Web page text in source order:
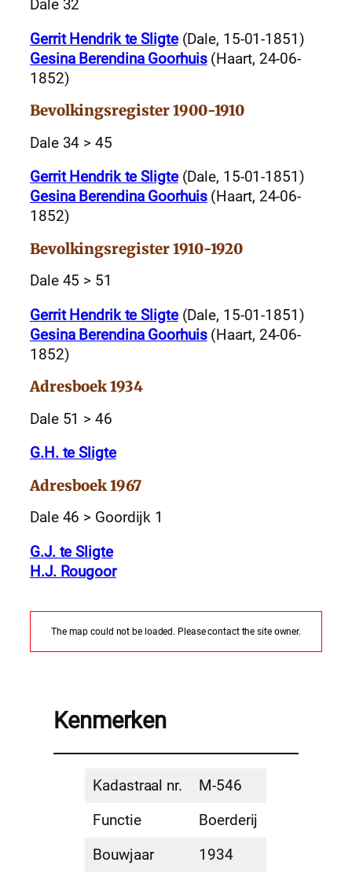
Dale 32
Gerrit Hendrik te Sligte(Dale, 15-01-1851)
Gesina Berendina Goorhuis(Haart, 24-06-
1852)
Bevolkingsregister 1900-1910
Dale 34 > 45
Gerrit Hendrik te Sligte(Dale, 15-01-1851)
Gesina Berendina Goorhuis(Haart, 24-06-
1852)
Bevolkingsregister 1910-1920
Dale 45 > 51
Gerrit Hendrik te Sligte(Dale, 15-01-1851)
Gesina Berendina Goorhuis(Haart, 24-06-
1852)
Adresboek 1934
Dale 51 > 46
G.H. te Sligte
Adresboek 1967
Dale 46 > Goordijk 1
G.J. te Sligte
H.J. Rougoor
The map could not be loaded. Please contact the site owner.
Kenmerken
Kadastraal nr.
M-546
Functie
Boerderij
Bouwjaar
1934